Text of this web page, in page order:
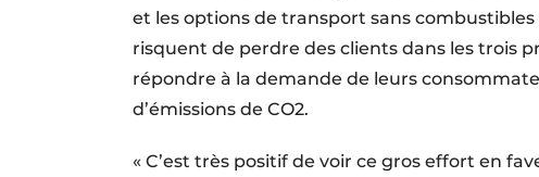
et les options de transport sans combustibles
risquent de perdre des clients dans les trois
répondre à la demande de leurs
d’émissions de CO2.
« C’est très positif de voir ce gros effort en